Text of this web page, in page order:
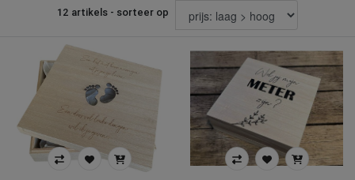
€ 11 € 25
Merk
Kleur
12 artikels - sorteer op